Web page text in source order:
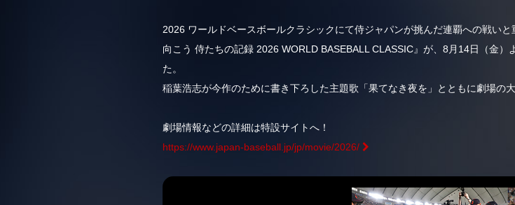
2026 ワールドベースボールクラシックにて侍ジャパンが挑んだ連覇への戦い
向こう 侍たちの記録 2026 WORLD BASEBALL CLASSIC』が、8月14日（金
た。
稲葉浩志が今作のために書き下ろした主題歌「果てなき夜を」とともに劇場の
劇場情報などの詳細は特設サイトへ！
https://www.japan-baseball.jp/jp/movie/2026/